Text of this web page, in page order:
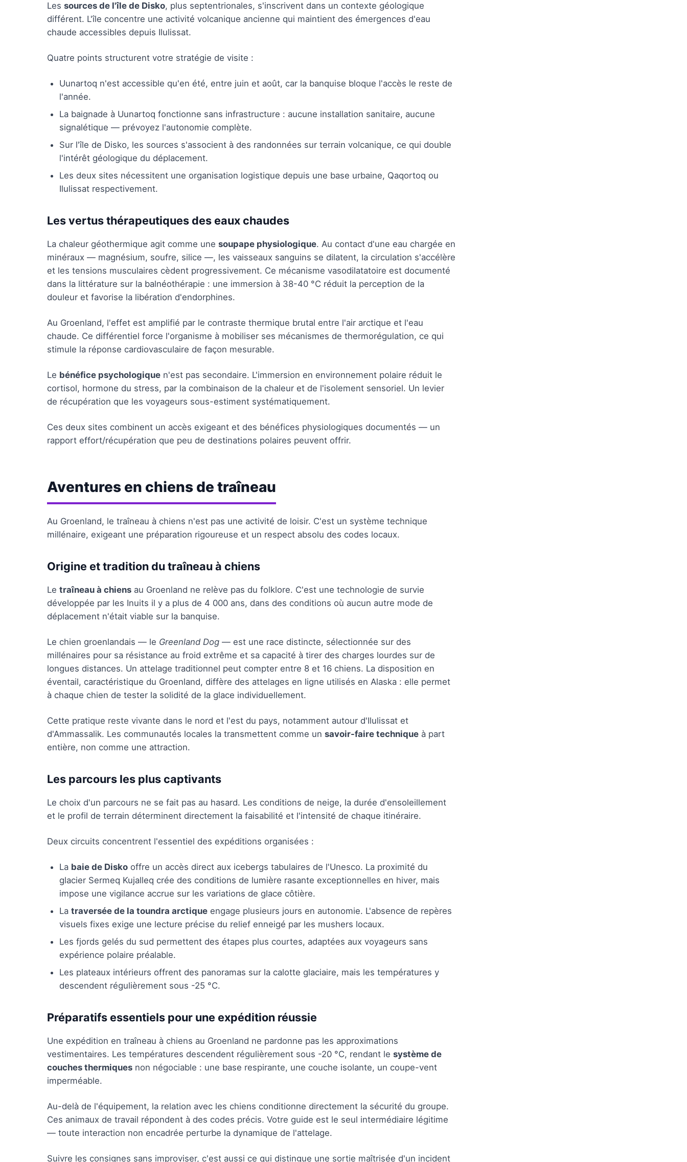
Les sources de l'île de Disko, plus septentrionales, s'inscrivent dans un contexte géologique
différent. L'île concentre une activité volcanique ancienne qui maintient des émergences d'eau
chaude accessibles depuis Ilulissat.
Quatre points structurent votre stratégie de visite :
Uunartoq n'est accessible qu'en été, entre juin et août, car la banquise bloque l'accès le reste de
l'année.
La baignade à Uunartoq fonctionne sans infrastructure : aucune installation sanitaire, aucune
signalétique — prévoyez l'autonomie complète.
Sur l'île de Disko, les sources s'associent à des randonnées sur terrain volcanique, ce qui double
l'intérêt géologique du déplacement.
Les deux sites nécessitent une organisation logistique depuis une base urbaine, Qaqortoq ou
Ilulissat respectivement.
Les vertus thérapeutiques des eaux chaudes
La chaleur géothermique agit comme une soupape physiologique. Au contact d'une eau chargée en
minéraux — magnésium, soufre, silice —, les vaisseaux sanguins se dilatent, la circulation s'accélère
et les tensions musculaires cèdent progressivement. Ce mécanisme vasodilatatoire est documenté
dans la littérature sur la balnéothérapie : une immersion à 38-40 °C réduit la perception de la
douleur et favorise la libération d'endorphines.
Au Groenland, l'effet est amplifié par le contraste thermique brutal entre l'air arctique et l'eau
chaude. Ce différentiel force l'organisme à mobiliser ses mécanismes de thermorégulation, ce qui
stimule la réponse cardiovasculaire de façon mesurable.
Le bénéfice psychologique n'est pas secondaire. L'immersion en environnement polaire réduit le
cortisol, hormone du stress, par la combinaison de la chaleur et de l'isolement sensoriel. Un levier
de récupération que les voyageurs sous-estiment systématiquement.
Ces deux sites combinent un accès exigeant et des bénéfices physiologiques documentés — un
rapport effort/récupération que peu de destinations polaires peuvent offrir.
Aventures en chiens de traîneau
Au Groenland, le traîneau à chiens n'est pas une activité de loisir. C'est un système technique
millénaire, exigeant une préparation rigoureuse et un respect absolu des codes locaux.
Origine et tradition du traîneau à chiens
Le traîneau à chiens au Groenland ne relève pas du folklore. C'est une technologie de survie
développée par les Inuits il y a plus de 4 000 ans, dans des conditions où aucun autre mode de
déplacement n'était viable sur la banquise.
Le chien groenlandais — le Greenland Dog — est une race distincte, sélectionnée sur des
millénaires pour sa résistance au froid extrême et sa capacité à tirer des charges lourdes sur de
longues distances. Un attelage traditionnel peut compter entre 8 et 16 chiens. La disposition en
éventail, caractéristique du Groenland, diffère des attelages en ligne utilisés en Alaska : elle permet
à chaque chien de tester la solidité de la glace individuellement.
Cette pratique reste vivante dans le nord et l'est du pays, notamment autour d'Ilulissat et
d'Ammassalik. Les communautés locales la transmettent comme un savoir-faire technique à part
entière, non comme une attraction.
Les parcours les plus captivants
Le choix d'un parcours ne se fait pas au hasard. Les conditions de neige, la durée d'ensoleillement
et le profil de terrain déterminent directement la faisabilité et l'intensité de chaque itinéraire.
Deux circuits concentrent l'essentiel des expéditions organisées :
La baie de Disko offre un accès direct aux icebergs tabulaires de l'Unesco. La proximité du
glacier Sermeq Kujalleq crée des conditions de lumière rasante exceptionnelles en hiver, mais
impose une vigilance accrue sur les variations de glace côtière.
La traversée de la toundra arctique engage plusieurs jours en autonomie. L'absence de repères
visuels fixes exige une lecture précise du relief enneigé par les mushers locaux.
Les fjords gelés du sud permettent des étapes plus courtes, adaptées aux voyageurs sans
expérience polaire préalable.
Les plateaux intérieurs offrent des panoramas sur la calotte glaciaire, mais les températures y
descendent régulièrement sous -25 °C.
Préparatifs essentiels pour une expédition réussie
Une expédition en traîneau à chiens au Groenland ne pardonne pas les approximations
vestimentaires. Les températures descendent régulièrement sous -20 °C, rendant le système de
couches thermiques non négociable : une base respirante, une couche isolante, un coupe-vent
imperméable.
Au-delà de l'équipement, la relation avec les chiens conditionne directement la sécurité du groupe.
Ces animaux de travail répondent à des codes précis. Votre guide est le seul intermédiaire légitime
— toute interaction non encadrée perturbe la dynamique de l'attelage.
Suivre les consignes sans improviser, c'est aussi ce qui distingue une sortie maîtrisée d'un incident